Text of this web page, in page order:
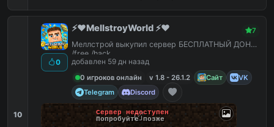
10
0
⚡️❤️MellstroyWorld ⚡️❤️ 7
Меллстрой выкупил сервер БЕСПЛАТНЫЙ ДОНАТ
/free /hack
добавлен 59 дн назад
0 игроков онлайн
v 1.8 - 26.1.2 Сайт
VK
Telegram
Discord
Сервер недоступен
Попробуйте позже